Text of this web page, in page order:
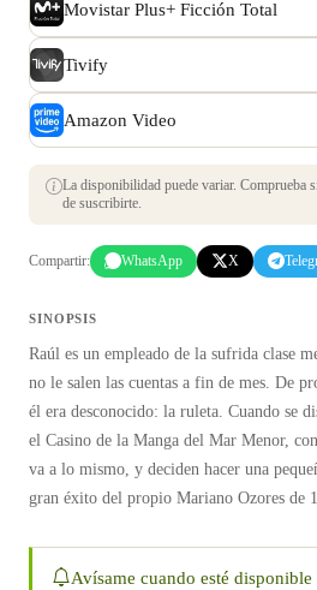
Movistar Plus+ Ficción Total
Tivify
Amazon Video
La disponibilidad puede variar. Comprueba
de suscribirte.
Compartir: WhatsApp X
SINOPSIS
Raúl es un empleado de la sufrida clase
no le salen las cuentas a fin de mes. De
él era desconocido: la ruleta. Cuando se
el Casino de la Manga del Mar Menor,
va a lo mismo, y deciden hacer una
gran éxito del propio Mariano Ozores de
Avísame cuando esté disponible